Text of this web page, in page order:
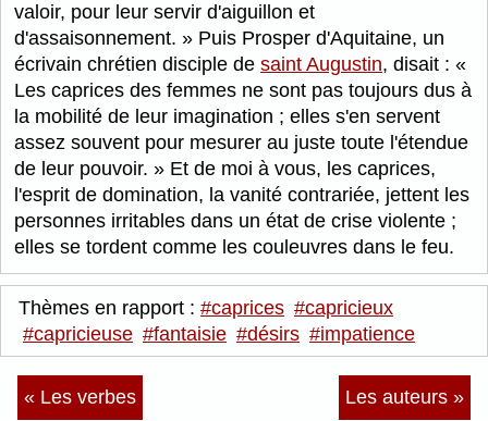
valoir, pour leur servir d'aiguillon et
d'assaisonnement.
Puis Prosper d'Aquitaine, un
écrivain chrétien disciple de saint Augustin, disait :
Les caprices des femmes ne sont pas toujours dus à
la mobilité de leur imagination ; elles s'en servent
assez souvent pour mesurer au juste toute l'étendue
de leur pouvoir.
Et de moi à vous, les caprices,
l'esprit de domination, la vanité contrariée, jettent les
personnes irritables dans un état de crise violente ;
elles se tordent comme les couleuvres dans le feu.
Thèmes en rapport : #caprices #capricieux
#capricieuse #fantaisie #désirs #impatience
« Les verbes Les auteurs »